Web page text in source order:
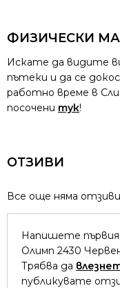
ФИЗИЧЕСКИ
Искате да видите
пътеки и да се
работно време в
посочени тук!
ОТЗИВИ
Все още няма
Напишете
Олимп 2430
Трябва да
публикувате